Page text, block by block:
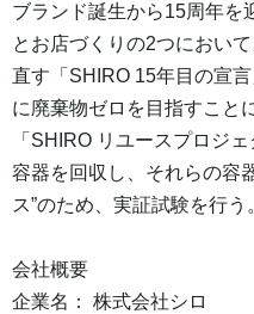
ブランド誕生から15周年を
とお店づくりの2つにおい
直す「SHIRO 15年目の宣
に廃棄物ゼロを目指すこと
「SHIRO リユースプロジ
容器を回収し、それらの容
ス”のため、実証試験を行う
会社概要
企業名： 株式会社シロ